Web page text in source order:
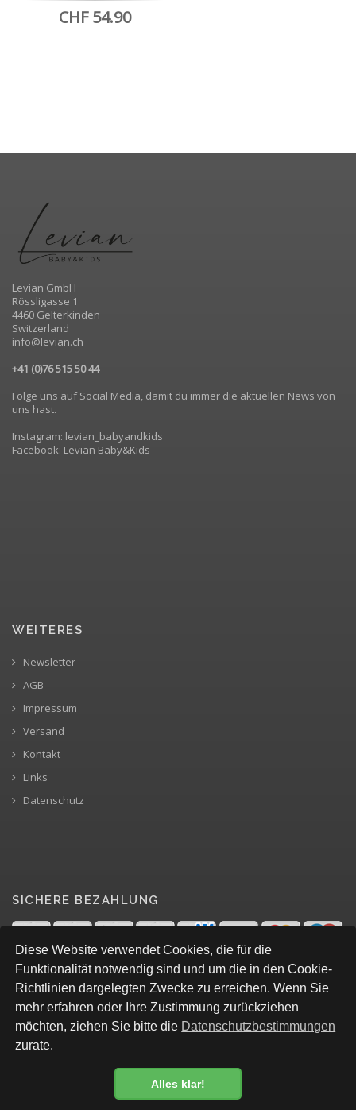
Datenschutzbestimmung
Diese Website verwendet Cookies, die für die
Funktionalität notwendig sind und um die in den Cookie-
Richtlinien dargelegten Zwecke zu erreichen. Wenn Sie
mehr erfahren oder Ihre Zustimmung zurückziehen
möchten, ziehen Sie bitte die Datenschutzbestimmungen
zurate.
Alles klar!
CHF 54.90
Levian GmbH
Rössligasse 1
4460 Gelterkinden
Switzerland
info@levian.ch
+41 (0)76 515 50 44
Folge uns auf Social Media, damit du immer die aktuellen News von
uns hast.
Instagram: levian_babyandkids
Facebook: Levian Baby&Kids
WEITERES
Newsletter
AGB
Impressum
Versand
Kontakt
Links
Datenschutz
SICHERE BEZAHLUNG
© All Rights Reserved, Levian Baby&Kids